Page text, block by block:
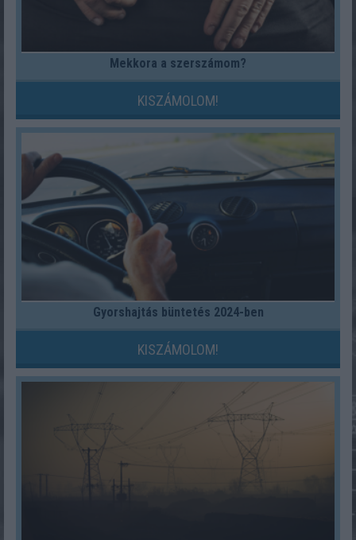
Mekkora a szerszámom?
KISZÁMOLOM!
Gyorshajtás büntetés 2024-ben
KISZÁMOLOM!